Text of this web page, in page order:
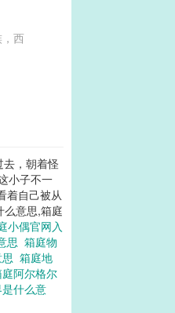
西
，朝着怪
小子不一
着自己被从
么意思,箱庭
小偶官网入
思 箱庭物
箱庭地
阿尔格尔
什么意